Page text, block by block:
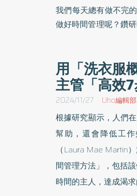
我們每天總有做不完
做好時間管理呢？鑽
實用法則，包括訂
等，幫助讀者邁向高
書摘文：
用「洗衣服
主管「高效
2024/11/27 Uho編輯部
根據研究顯示，人們
幫助，還會降低工
（Laura Mae Martin
間管理方法」，包括
時間的主人，達成渴